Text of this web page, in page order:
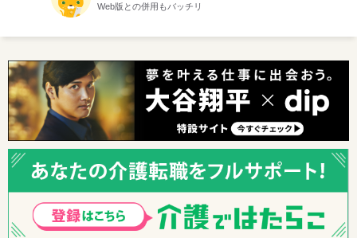
Web版との併用もバッチリ